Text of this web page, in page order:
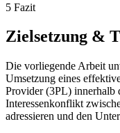
5 Fazit
Zielsetzung &
Die vorliegende Arbeit
Umsetzung eines
Provider (3PL) innerhalb
Interessenkonflikt
adressieren und den